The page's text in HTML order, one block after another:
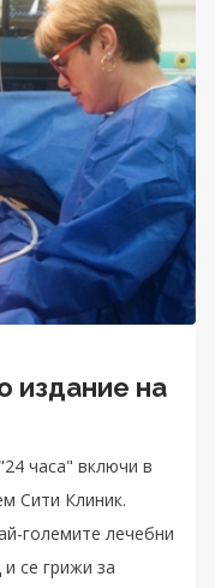
издание на
часа" включи в
Сити Клиник.
големите лечебни
се грижи за